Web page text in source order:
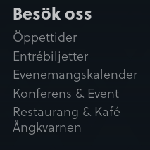
Besök oss
Öppettider
Entrébiljetter
Evenemangskalender
Konferens & Event
Restaurang & Kafé
Ångkvarnen